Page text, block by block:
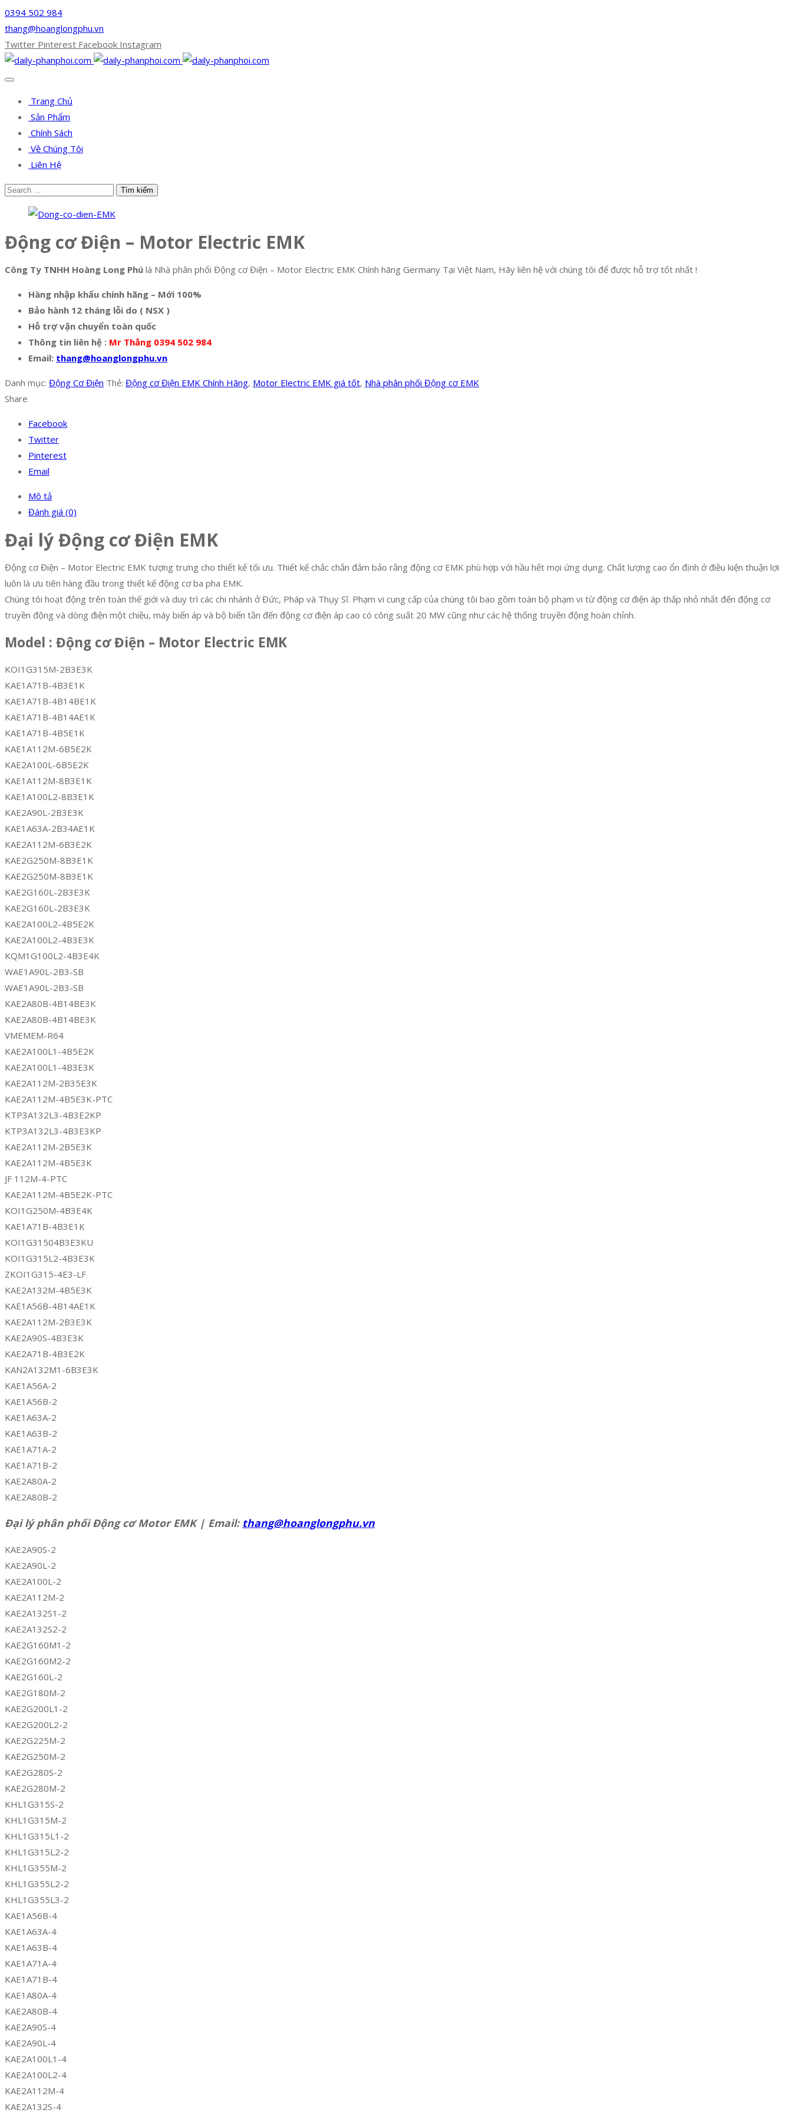
0394 502 984
thang@hoanglongphu.vn
Twitter Pinterest Facebook Instagram
Trang Chủ
Sản Phẩm
Chính Sách
Về Chúng Tôi
Liên Hệ
Động cơ Điện – Motor Electric EMK
Công Ty TNHH Hoàng Long Phú là Nhà phân phối Động cơ Điện – Motor Electric EMK Chính hãng Germany Tại Việt Nam, Hãy liên hệ với chúng tôi để được hỗ trợ tốt nhất !
Hàng nhập khẩu chính hãng – Mới 100%
Bảo hành 12 tháng lỗi do ( NSX )
Hỗ trợ vận chuyển toàn quốc
Thông tin liên hệ : Mr Thắng 0394 502 984
Email: thang@hoanglongphu.vn
Danh mục: Động Cơ Điện Thẻ: Động cơ Điện EMK Chính Hãng, Motor Electric EMK giá tốt, Nhà phân phối Động cơ EMK
Share
Facebook
Twitter
Pinterest
Email
Mô tả
Đánh giá (0)
Đại lý Động cơ Điện EMK
Động cơ Điện – Motor Electric EMK tượng trưng cho thiết kế tối ưu. Thiết kế chắc chắn đảm bảo rằng động cơ EMK phù hợp với hầu hết mọi ứng dụng. Chất lượng cao ổn định ở điều kiện thuận lợi
luôn là ưu tiên hàng đầu trong thiết kế động cơ ba pha EMK.
Chúng tôi hoạt động trên toàn thế giới và duy trì các chi nhánh ở Đức, Pháp và Thụy Sĩ. Phạm vi cung cấp của chúng tôi bao gồm toàn bộ phạm vi từ động cơ điện áp thấp nhỏ nhất đến động cơ
truyền động và dòng điện một chiều, máy biến áp và bộ biến tần đến động cơ điện áp cao có công suất 20 MW cũng như các hệ thống truyền động hoàn chỉnh.
Model : Động cơ Điện – Motor Electric EMK
KOI1G315M-2B3E3K
KAE1A71B-4B3E1K
KAE1A71B-4B14BE1K
KAE1A71B-4B14AE1K
KAE1A71B-4B5E1K
KAE1A112M-6B5E2K
KAE2A100L-6B5E2K
KAE1A112M-8B3E1K
KAE1A100L2-8B3E1K
KAE2A90L-2B3E3K
KAE1A63A-2B34AE1K
KAE2A112M-6B3E2K
KAE2G250M-8B3E1K
KAE2G250M-8B3E1K
KAE2G160L-2B3E3K
KAE2G160L-2B3E3K
KAE2A100L2-4B5E2K
KAE2A100L2-4B3E3K
KQM1G100L2-4B3E4K
WAE1A90L-2B3-SB
WAE1A90L-2B3-SB
KAE2A80B-4B14BE3K
KAE2A80B-4B14BE3K
VMEMEM-R64
KAE2A100L1-4B5E2K
KAE2A100L1-4B3E3K
KAE2A112M-2B35E3K
KAE2A112M-4B5E3K-PTC
KTP3A132L3-4B3E2KP
KTP3A132L3-4B3E3KP
KAE2A112M-2B5E3K
KAE2A112M-4B5E3K
JF 112M-4-PTC
KAE2A112M-4B5E2K-PTC
KOI1G250M-4B3E4K
KAE1A71B-4B3E1K
KOI1G31504B3E3KU
KOI1G315L2-4B3E3K
ZKOI1G315-4E3-LF
KAE2A132M-4B5E3K
KAE1A56B-4B14AE1K
KAE2A112M-2B3E3K
KAE2A90S-4B3E3K
KAE2A71B-4B3E2K
KAN2A132M1-6B3E3K
KAE1A56A-2
KAE1A56B-2
KAE1A63A-2
KAE1A63B-2
KAE1A71A-2
KAE1A71B-2
KAE2A80A-2
KAE2A80B-2
Đại lý phân phối Động cơ Motor EMK | Email: thang@hoanglongphu.vn
KAE2A90S-2
KAE2A90L-2
KAE2A100L-2
KAE2A112M-2
KAE2A132S1-2
KAE2A132S2-2
KAE2G160M1-2
KAE2G160M2-2
KAE2G160L-2
KAE2G180M-2
KAE2G200L1-2
KAE2G200L2-2
KAE2G225M-2
KAE2G250M-2
KAE2G280S-2
KAE2G280M-2
KHL1G315S-2
KHL1G315M-2
KHL1G315L1-2
KHL1G315L2-2
KHL1G355M-2
KHL1G355L2-2
KHL1G355L3-2
KAE1A56B-4
KAE1A63A-4
KAE1A63B-4
KAE1A71A-4
KAE1A71B-4
KAE1A80A-4
KAE2A80B-4
KAE2A90S-4
KAE2A90L-4
KAE2A100L1-4
KAE2A100L2-4
KAE2A112M-4
KAE2A132S-4